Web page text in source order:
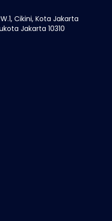
Cikini, Kota Jakarta
Jakarta 10310